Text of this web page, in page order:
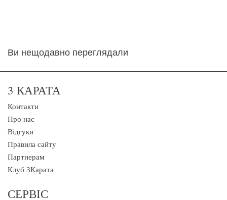
Ви нещодавно переглядали
3 КАРАТА
Контакти
Про нас
Відгуки
Правила сайту
Партнерам
Клуб 3Карата
СЕРВІС